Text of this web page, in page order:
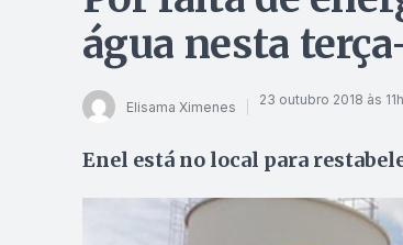
água nesta
Elisama Ximenes 23 outubro 2018 às
Enel está no local para